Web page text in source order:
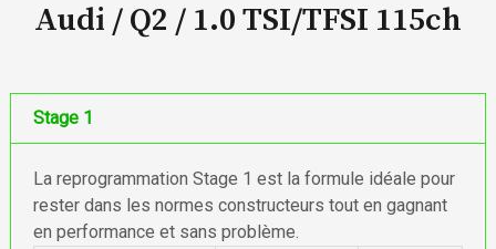
Audi / Q2 / 1.0 TSI/TFSI 115ch
Stage 1
La reprogrammation Stage 1 est la formule idéale pour
rester dans les normes constructeurs tout en gagnant
en performance et sans problème.